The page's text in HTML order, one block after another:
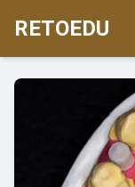
RETOEDU